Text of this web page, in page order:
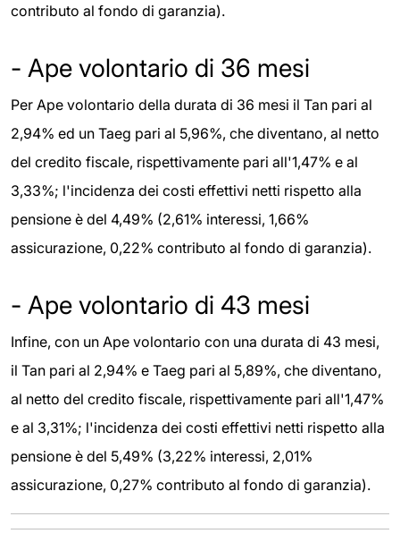
contributo al fondo di garanzia).
- Ape volontario di 36 mesi
Per Ape volontario della durata di 36 mesi il Tan pari al
2,94% ed un Taeg pari al 5,96%, che diventano, al netto
del credito fiscale, rispettivamente pari all'1,47% e al
3,33%; l'incidenza dei costi effettivi netti rispetto alla
pensione è del 4,49% (2,61% interessi, 1,66%
assicurazione, 0,22% contributo al fondo di garanzia).
- Ape volontario di 43 mesi
Infine, con un Ape volontario con una durata di 43 mesi,
il Tan pari al 2,94% e Taeg pari al 5,89%, che diventano,
al netto del credito fiscale, rispettivamente pari all'1,47%
e al 3,31%; l'incidenza dei costi effettivi netti rispetto alla
pensione è del 5,49% (3,22% interessi, 2,01%
assicurazione, 0,27% contributo al fondo di garanzia).